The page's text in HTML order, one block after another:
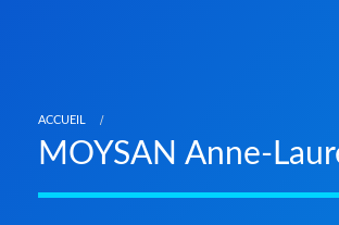
ACCUEIL
MOYSAN Anne-